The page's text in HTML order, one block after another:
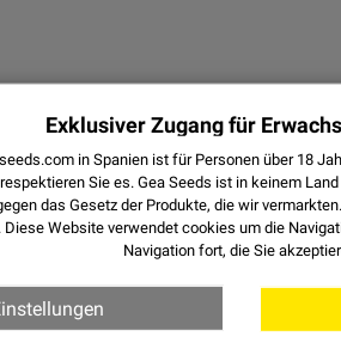
, mit deutlichem
körperlichem
Exklusiver Zugang für
in Spanien ist für Personen über 18
Sie es. Gea Seeds ist in keinem
das Gesetz der Produkte, die wir
Diese Website verwendet cookies um die
Navigation fort, die Sie